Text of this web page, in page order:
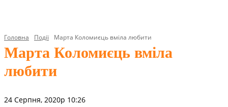
Головна Події Марта Коломиєць вміла любити
Марта Коломиєць вміла
любити
24 Серпня, 2020р 10:26